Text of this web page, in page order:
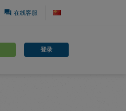
question_answer 在线客服
登录